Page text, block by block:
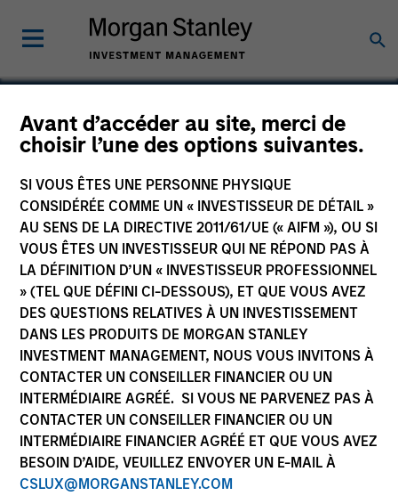
Avant d’accéder au site, merci de
choisir l’une des options suivantes.
SI VOUS ÊTES UNE PERSONNE PHYSIQUE
CONSIDÉRÉE COMME UN « INVESTISSEUR DE DÉTAIL »
AU SENS DE LA DIRECTIVE 2011/61/UE (« AIFM »), OU SI
VOUS ÊTES UN INVESTISSEUR QUI NE RÉPOND PAS À
LA DÉFINITION D’UN « INVESTISSEUR PROFESSIONNEL
» (TEL QUE DÉFINI CI-DESSOUS), ET QUE VOUS AVEZ
DES QUESTIONS RELATIVES À UN INVESTISSEMENT
DANS LES PRODUITS DE MORGAN STANLEY
INVESTMENT MANAGEMENT, NOUS VOUS INVITONS À
CONTACTER UN CONSEILLER FINANCIER OU UN
INTERMÉDIAIRE AGRÉÉ. SI VOUS NE PARVENEZ PAS À
CONTACTER UN CONSEILLER FINANCIER OU UN
INTERMÉDIAIRE FINANCIER AGRÉÉ ET QUE VOUS AVEZ
BESOIN D’AIDE, VEUILLEZ ENVOYER UN E-MAIL À
CSLUX@MORGANSTANLEY.COM
Nopalera
Consumer